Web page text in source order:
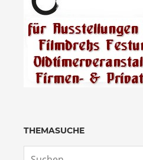
THEMASUCHE